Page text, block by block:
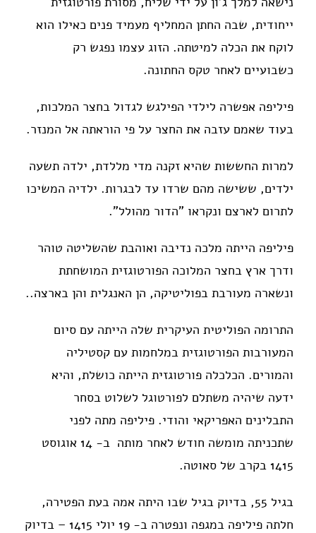
ייחודית, שבה החתן המחליף מעמיד פנים כאילו הוא
לוקח את הכלה למיטתה. הזוג עצמו נפגש רק
כשבועיים לאחר טקס החתונה.
פיליפה אפשרה לילדי הפילגש לגדול בחצר המלכות,
בעוד שאמם עזבה את החצר על פי הוראתה אל המנזר.
למרות החששות שהיא זקנה מדי מללדת, ילדה תשעה
ילדים, ששישה מהם שרדו עד לבגרות. ילדיה המשיכו
לתרום לארצם ונקראו "הדור מהולל".
פיליפה הייתה מלכה נדיבה ואוהבת שהשליטה טוהר
ודרך ארץ בחצר המלוכה הפורטוגזית המושחתת
ונשארה מעורבת בפוליטיקה, הן האנגלית והן בארצה..
התרומה הפוליטית העיקרית שלה הייתה עם סיום
המעורבות הפורטוגזית במלחמות עם קסטיליה
והמורים. הכלכלה פורטוגזית הייתה כושלת, והיא
ידעה שיהיה משתלם לפורטוגל לשלוט בסחר
התבלינים האפריקאי והודי. פיליפה מתה לפני
שתכניתה מומשה חודש לאחר מותה ב- 14 אוגוסט
1415 בקרב של סאוטה.
בגיל 55, בדיוק בגיל שבו היתה אמה בעת הפטירה,
חלתה פיליפה במגפה ונפטרה ב- 19 יולי 1415 – בדיוק